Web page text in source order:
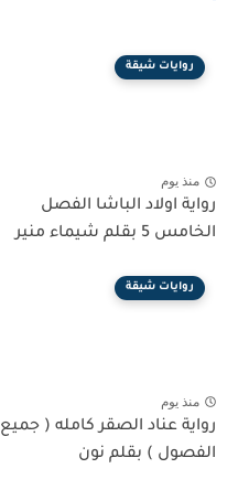
روايات شيقة
منذ يوم
رواية اولاد الباشا الفصل
الخامس 5 بقلم شيماء منير
روايات شيقة
منذ يوم
رواية عناد الصقر كامله ( جميع
الفصول ) بقلم نون